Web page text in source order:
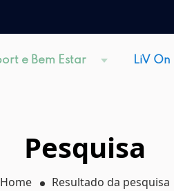
e Bem Estar LiV On
Pesquisa
Home Resultado da pesquisa